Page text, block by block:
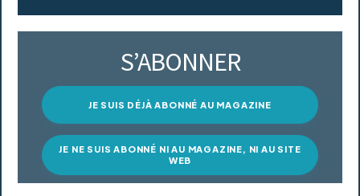
S’ABONNER
JE SUIS DÉJÀ ABONNÉ AU MAGAZINE
JE NE SUIS ABONNÉ NI AU MAGAZINE, NI AU SITE
WEB